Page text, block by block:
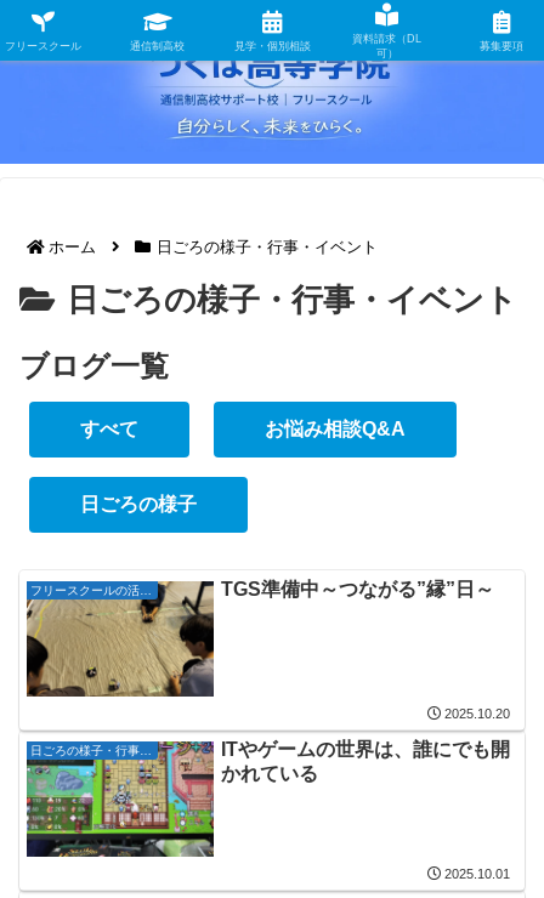
ホーム 日ごろの様子・行事・イベント
日ごろの様子・行事・イベント
ブログ一覧
すべて お悩み相談Q&A
日ごろの様子
TGS準備中～つながる”縁”日～
2025.10.20
日ごろの様子・行事・イベント
ITやゲームの世界は、誰にでも開
かれている
2025.10.01
フリースクール 通信制高校 見学・個別相談
資料請求（DL
可）
募集要項